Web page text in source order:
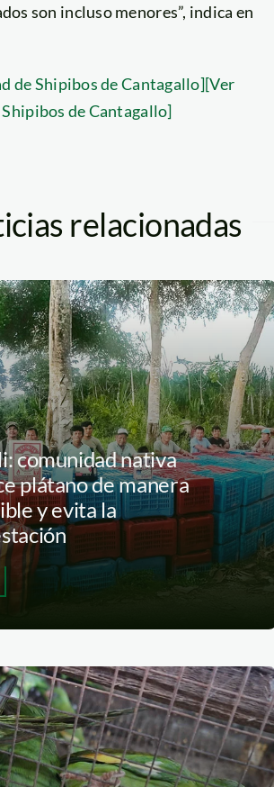
son incluso menores”, indica en
de Shipibos de Cantagallo][Ver
de Cantagallo]
relacionadas
comunidad nativa
plátano de manera
y evita la